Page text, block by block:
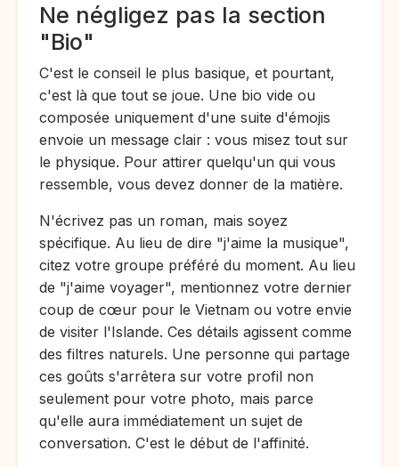
Ne négligez pas la section
"Bio"
C'est le conseil le plus basique, et pourtant,
c'est là que tout se joue. Une bio vide ou
composée uniquement d'une suite d'émojis
envoie un message clair : vous misez tout sur
le physique. Pour attirer quelqu'un qui vous
ressemble, vous devez donner de la matière.
N'écrivez pas un roman, mais soyez
spécifique. Au lieu de dire "j'aime la musique",
citez votre groupe préféré du moment. Au lieu
de "j'aime voyager", mentionnez votre dernier
coup de cœur pour le Vietnam ou votre envie
de visiter l'Islande. Ces détails agissent comme
des filtres naturels. Une personne qui partage
ces goûts s'arrêtera sur votre profil non
seulement pour votre photo, mais parce
qu'elle aura immédiatement un sujet de
conversation. C'est le début de l'affinité.